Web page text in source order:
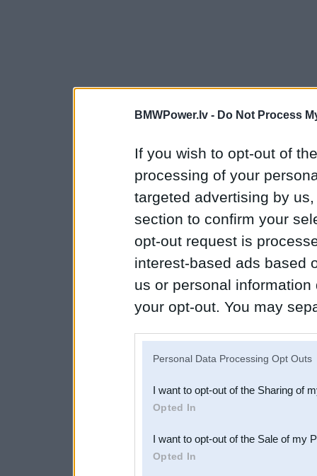
BMWPower.lv - Do Not Process
If you wish to opt-out of
processing of your
targeted advertising by
section to confirm your
opt-out request is
interest-based ads based
us or personal
your opt-out. You may
Downstream Participants
third parties.
Personal Data Processing Opt Outs
I want to opt-out of the Sharing of
Opted In
I want to opt-out of the Sale of my
Opted In